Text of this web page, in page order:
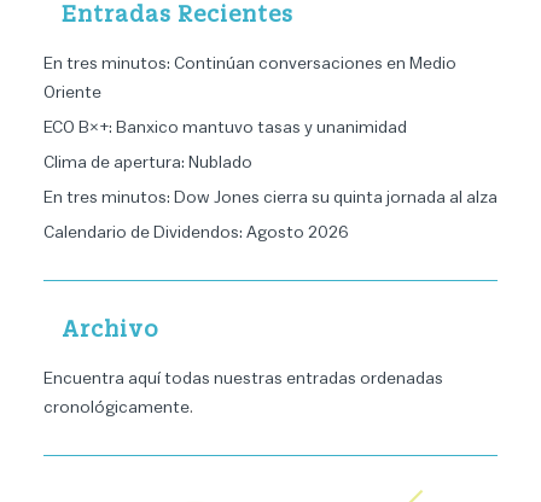
Entradas Recientes
En tres minutos: Continúan conversaciones en Medio
Oriente
ECO B×+: Banxico mantuvo tasas y unanimidad
Clima de apertura: Nublado
En tres minutos: Dow Jones cierra su quinta jornada al alza
Calendario de Dividendos: Agosto 2026
Archivo
Encuentra aquí todas nuestras entradas ordenadas
cronológicamente.